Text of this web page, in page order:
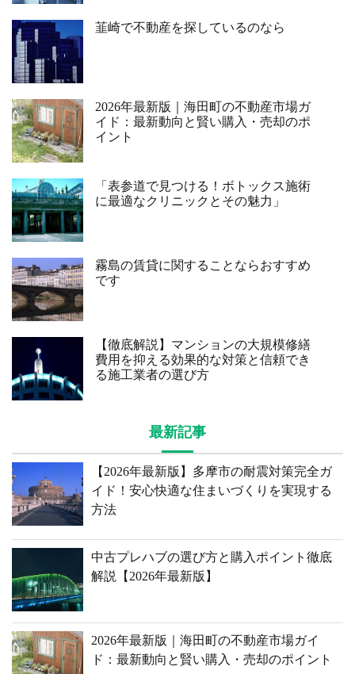
韮崎で不動産を探しているのなら
2026年最新版｜海田町の不動産市場ガ
イド：最新動向と賢い購入・売却のポ
イント
「表参道で見つける！ボトックス施術
に最適なクリニックとその魅力」
霧島の賃貸に関することならおすすめ
です
【徹底解説】マンションの大規模修繕
費用を抑える効果的な対策と信頼でき
る施工業者の選び方
最新記事
【2026年最新版】多摩市の耐震対策完全ガ
イド！安心快適な住まいづくりを実現する
方法
中古プレハブの選び方と購入ポイント徹底
解説【2026年最新版】
2026年最新版｜海田町の不動産市場ガイ
ド：最新動向と賢い購入・売却のポイント